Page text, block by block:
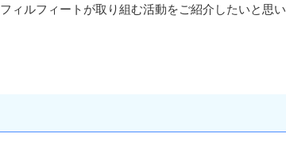
ィルフィートが取り組む活動をご紹介したいと思い